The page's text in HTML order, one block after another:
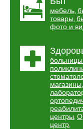
мебель,
товары,
фото и
больницы
магазины,
центры,
центр,